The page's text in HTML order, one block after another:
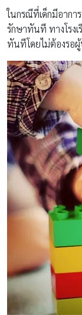
ในกรณีที่เด็กมีอากา
รักษาทันที ทางโรงเ
ทันทีโดยไม่ต้องรอ